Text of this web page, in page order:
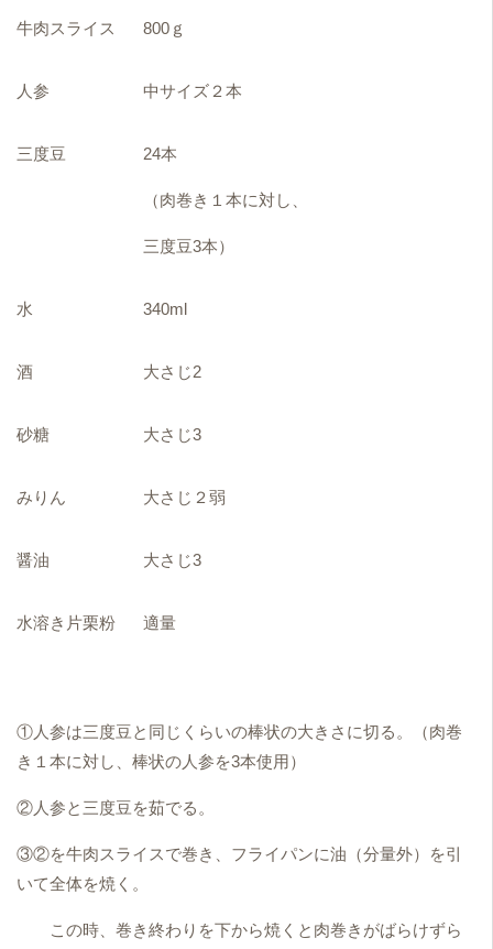
牛肉スライス 800ｇ
人参 中サイズ２本
三度豆 24本
（肉巻き１本に対し、
三度豆3本）
水 340ml
酒 大さじ2
砂糖 大さじ3
みりん 大さじ２弱
醤油 大さじ3
水溶き片栗粉 適量
①人参は三度豆と同じくらいの棒状の大きさに切る。（肉巻
き１本に対し、棒状の人参を3本使用）
②人参と三度豆を茹でる。
③②を牛肉スライスで巻き、フライパンに油（分量外）を引
いて全体を焼く。
この時、巻き終わりを下から焼くと肉巻きがばらけずら